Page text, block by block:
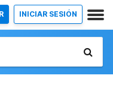
INICIAR SESIÓN